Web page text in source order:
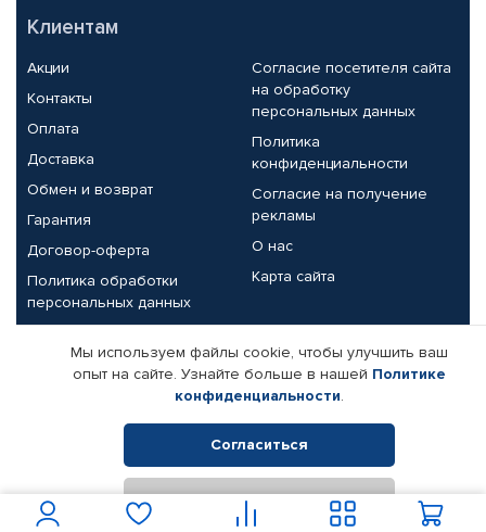
Клиентам
Акции
Контакты
Оплата
Доставка
Обмен и возврат
Гарантия
Договор-оферта
Политика обработки
персональных данных
Согласие посетителя сайта
на обработку
персональных данных
Политика
конфиденциальности
Согласие на получение
рекламы
О нас
Карта сайта
Партнерам
Корпоративным клиентам
Поставщикам
Реквизиты компании
© КАМАЗ ЦЕНТР ДОНЕЦК, 2015-2026. Все права защищены.
Интернет-магазин автомобильных товаров Автопрофи.
Мы используем файлы cookie, чтобы улучшить ваш
опыт на сайте. Узнайте больше в нашей Политике
конфиденциальности.
Согласиться
Отклонить